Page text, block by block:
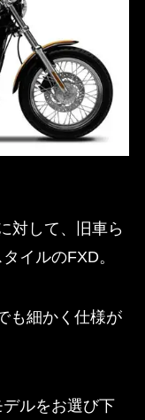
対して、旧車ら
イルのFXD。
も細かく仕様が
ルをお選び下